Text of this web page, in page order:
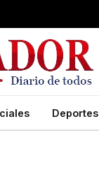
Deportes